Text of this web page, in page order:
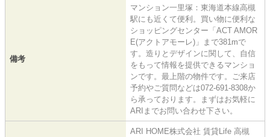
備考
マンション一里塚：東海道本線高槻
駅にも近くて便利。買い物に便利な
ショッピングセンター「ACT AMOR
E(アクトアモーレ)」まで381mで
す。造りとデザインに関して、自信
をもって情報を提供できるマンショ
ンです。最上階の物件です。ご来店
予約やご質問などは072-691-8308か
ら承っております。まずはお気軽に
ARIまでお問い合わせ下さい。
ARI HOME株式会社 賃貸Life 高槻